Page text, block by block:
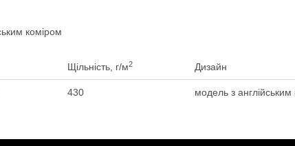
коміром
Щільність, г/м2 Дизайн
430 модель з англійським